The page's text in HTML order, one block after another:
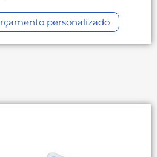
personalizado